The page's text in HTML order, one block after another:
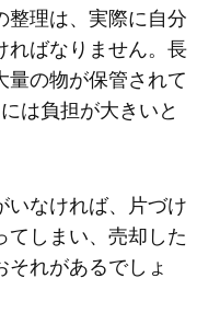
整理は、実際に自分
ればなりません。長
の物が保管されて
は負担が大きいと
いなければ、片づけ
てしまい、売却した
れがあるでしょ